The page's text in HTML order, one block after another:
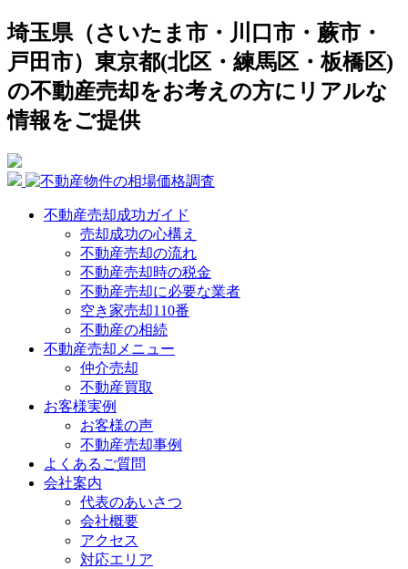
埼玉県（さいたま市・川口市・蕨市・
戸田市）東京都(北区・練馬区・板橋区)
の不動産売却をお考えの方にリアルな
情報をご提供
不動産売却成功ガイド
売却成功の心構え
不動産売却の流れ
不動産売却時の税金
不動産売却に必要な業者
空き家売却110番
不動産の相続
不動産売却メニュー
仲介売却
不動産買取
お客様実例
お客様の声
不動産売却事例
よくあるご質問
会社案内
代表のあいさつ
会社概要
アクセス
対応エリア